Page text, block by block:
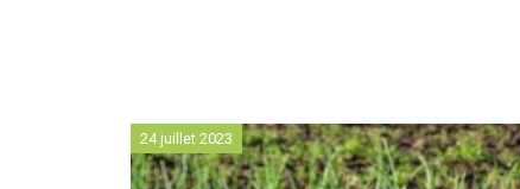
24 juillet 2023